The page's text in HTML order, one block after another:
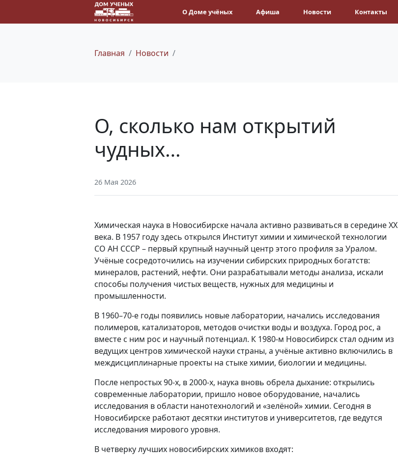
О Доме учёных Афиша Новости Контакты
Главная Новости
О, сколько нам открытий
чудных…
26 Мая 2026
Химическая наука в Новосибирске начала активно развиваться в середине XX
века. В 1957 году здесь открылся Институт химии и химической технологии
СО АН СССР – первый крупный научный центр этого профиля за Уралом.
Учёные сосредоточились на изучении сибирских природных богатств:
минералов, растений, нефти. Они разрабатывали методы анализа, искали
способы получения чистых веществ, нужных для медицины и
промышленности.
В 1960–70-е годы появились новые лаборатории, начались исследования
полимеров, катализаторов, методов очистки воды и воздуха. Город рос, а
вместе с ним рос и научный потенциал. К 1980-м Новосибирск стал одним из
ведущих центров химической науки страны, а учёные активно включились в
междисциплинарные проекты на стыке химии, биологии и медицины.
После непростых 90-х, в 2000-х, наука вновь обрела дыхание: открылись
современные лаборатории, пришло новое оборудование, начались
исследования в области нанотехнологий и «зелёной» химии. Сегодня в
Новосибирске работают десятки институтов и университетов, где ведутся
исследования мирового уровня.
В четверку лучших новосибирских химиков входят: